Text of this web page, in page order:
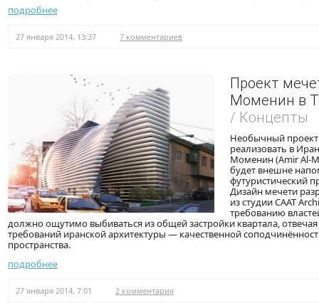
подробнее
27 января 2014, 13:37 7 комментариев
Проект
Моменин в
/ Концепты
Необычный
реализовать в
Моменин (Amir Al-
будет внешне
футуристический
Дизайн мечети
из студии CAAT
требованию
должно ощутимо выбиваться из общей застройки квартала,
требований иранской архитектуры — качественной
пространства.
подробнее
27 января 2014, 7:01 2 комментария